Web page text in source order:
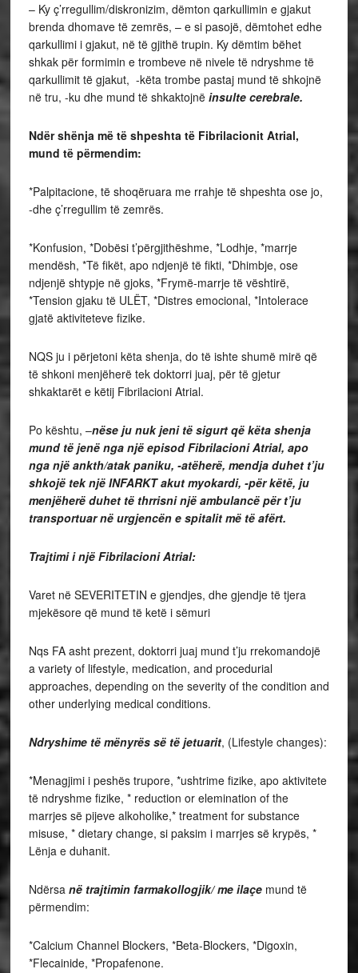
– Ky ç’rregullim/diskronizim, dëmton qarkullimin e gjakut
brenda dhomave të zemrës, – e si pasojë, dëmtohet edhe
qarkullimi i gjakut, në të gjithë trupin. Ky dëmtim bëhet
shkak për formimin e trombeve në nivele të ndryshme të
qarkullimit të gjakut, -këta trombe pastaj mund të shkojnë
në tru, -ku dhe mund të shkaktojnë insulte cerebrale.
Ndër shënja më të shpeshta të Fibrilacionit Atrial,
mund të përmendim:
*Palpitacione, të shoqëruara me rrahje të shpeshta ose jo,
-dhe ç’rregullim të zemrës.
*Konfusion, *Dobësi t’përgjithëshme, *Lodhje, *marrje
mendësh, *Të fikët, apo ndjenjë të fikti, *Dhimbje, ose
ndjenjë shtypje në gjoks, *Frymë-marrje të vështirë,
*Tension gjaku të ULËT, *Distres emocional, *Intolerace
gjatë aktiviteteve fizike.
NQS ju i përjetoni këta shenja, do të ishte shumë mirë që
të shkoni menjëherë tek doktorri juaj, për të gjetur
shkaktarët e këtij Fibrilacioni Atrial.
Po kështu, –nëse ju nuk jeni të sigurt që këta shenja
mund të jenë nga një episod Fibrilacioni Atrial, apo
nga një ankth/atak paniku, -atëherë, mendja duhet t’ju
shkojë tek një INFARKT akut myokardi, -për këtë, ju
menjëherë duhet të thrrisni një ambulancë për t’ju
transportuar në urgjencën e spitalit më të afërt.
Trajtimi i një Fibrilacioni Atrial:
Varet në SEVERITETIN e gjendjes, dhe gjendje të tjera
mjekësore që mund të ketë i sëmuri
Nqs FA asht prezent, doktorri juaj mund t’ju rrekomandojë
a variety of lifestyle, medication, and procedurial
approaches, depending on the severity of the condition and
other underlying medical conditions.
Ndryshime të mënyrës së të jetuarit, (Lifestyle changes):
*Menagjimi i peshës trupore, *ushtrime fizike, apo aktivitete
të ndryshme fizike, * reduction or elemination of the
marrjes së pijeve alkoholike,* treatment for substance
misuse, * dietary change, si paksim i marrjes së krypës, *
Lënja e duhanit.
Ndërsa në trajtimin farmakollogjik/ me ilaçemund të
përmendim:
*Calcium Channel Blockers, *Beta-Blockers, *Digoxin,
*Flecainide, *Propafenone.